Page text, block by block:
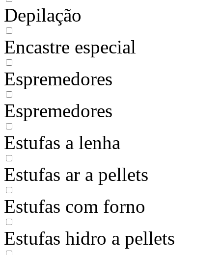
Depilação
Encastre especial
Espremedores
Espremedores
Estufas a lenha
Estufas ar a pellets
Estufas com forno
Estufas hidro a pellets